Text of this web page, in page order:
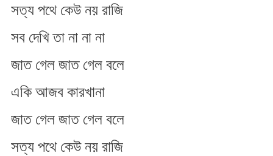
সত্য পথে কেউ নয় রাজি
সব দেখি তা না না না
জাত গেল জাত গেল বলে
একি আজব কারখানা
জাত গেল জাত গেল বলে
সত্য পথে কেউ নয় রাজি